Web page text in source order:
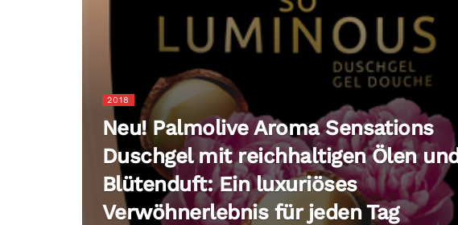
2018
Neu! Palmolive Aroma Sensations
Duschgel mit reichhaltigen Ölen und
Blütenduft: Ein luxuriöses
Verwöhnerlebnis für jeden Tag